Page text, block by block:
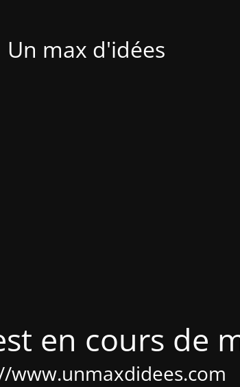
Un max d'idées
en cours de
www.unmaxdidees.com